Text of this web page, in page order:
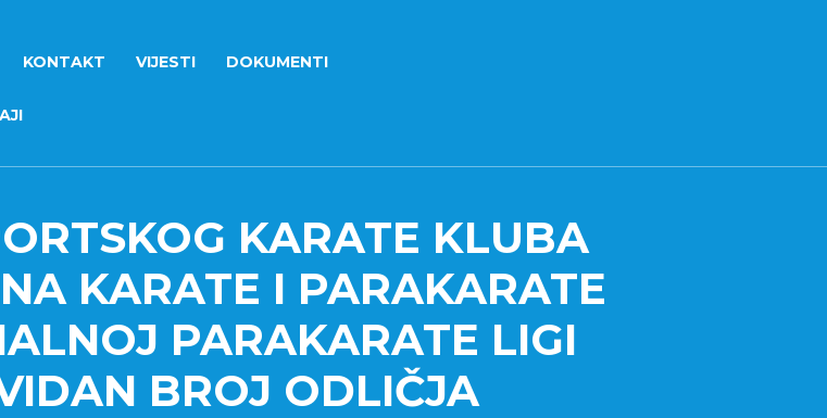
KONTAKT VIJESTI DOKUMENTI
KARATE KLUBA
KARATE I PARAKARATE
PARAKARATE LIGI
BROJ ODLIČJA